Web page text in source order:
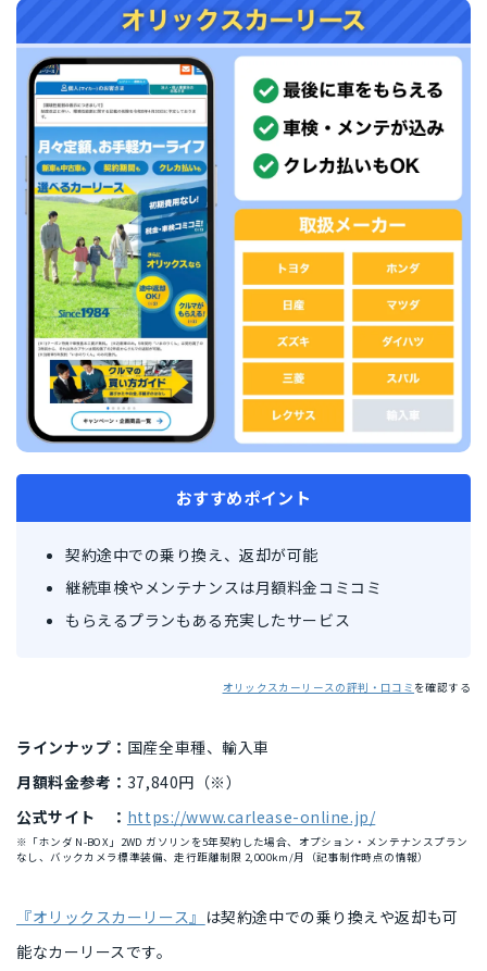
おすすめポイント
契約途中での乗り換え、返却が可能
継続車検やメンテナンスは月額料金コミコミ
もらえるプランもある充実したサービス
オリックスカーリースの評判・口コミ を確認する
ラインナップ： 国産全車種、輸入車
月額料金参考： 37,840円（※）
公式サイト ： https://www.carlease-online.jp/
※「ホンダ N-BOX」2WD ガソリンを5年契約した場合、オプション・メンテナンスプラン
なし、バックカメラ標準装備、走行距離制限 2,000km/月（記事制作時点の情報）
『オリックスカーリース』 は契約途中での乗り換えや返却も可
能なカーリースです。